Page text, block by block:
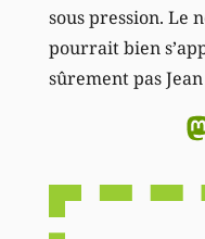
sous pression. Le
pourrait bien
sûrement pas